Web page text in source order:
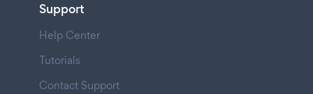
Support
Help Center
Tutorials
Contact Support